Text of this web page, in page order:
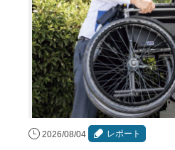
2026/08/04 レポート